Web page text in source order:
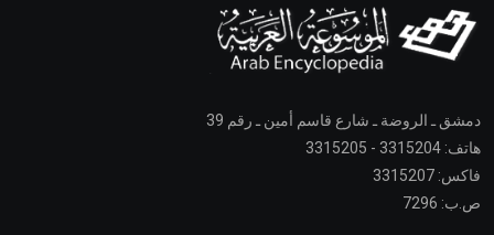
دمشق ـ الروضة ـ شارع قاسم أمين ـ رقم 39
هاتف: 3315204 - 3315205
فاكس: 3315207
ص.ب: 7296